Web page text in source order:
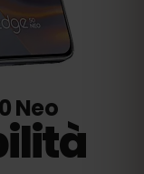
Neo